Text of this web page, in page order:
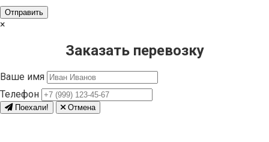
×
Заказать перевозку
Ваше имя
Телефон
Поехали! Отмена